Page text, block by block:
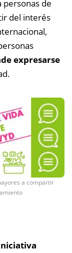
de
del interés
expresarse
a compartir